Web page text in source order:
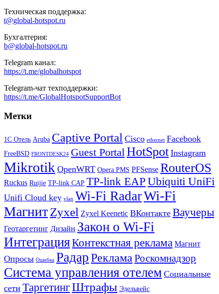
Техническая поддержка:
t@global-hotspot.ru
Бухгалтерия:
b@global-hotspot.ru
Telegram канал:
https://t.me/globalhotspot
Telegram-чат техподдержки:
https://t.me/GlobalHotspotSupportBot
Метки
1С Отель Aruba Captive Portal Cisco ethernet Facebook
FreeBSD FRONTDESK24 Guest Portal HotSpot Instagram
Mikrotik OpenWRT Opera PMS PFSense RouterOS
Ruckus Ruijie TP-link CAP TP-link EAP Ubiquiti UniFi
Unifi Cloud key vlan Wi-Fi RadarWi-Fi
МагнитZyxel Zyxel Keenetic ВКонтакте Ваучеры
Геотаргетинг Дизайн Закон о Wi-Fi
ИнтеграцияКонтекстная реклама Магнит
Опросы Ошибка РадарРеклама Роскомнадзор
Система управления отелем Социальные
сети ТаргетингШтрафы Эдельвейс